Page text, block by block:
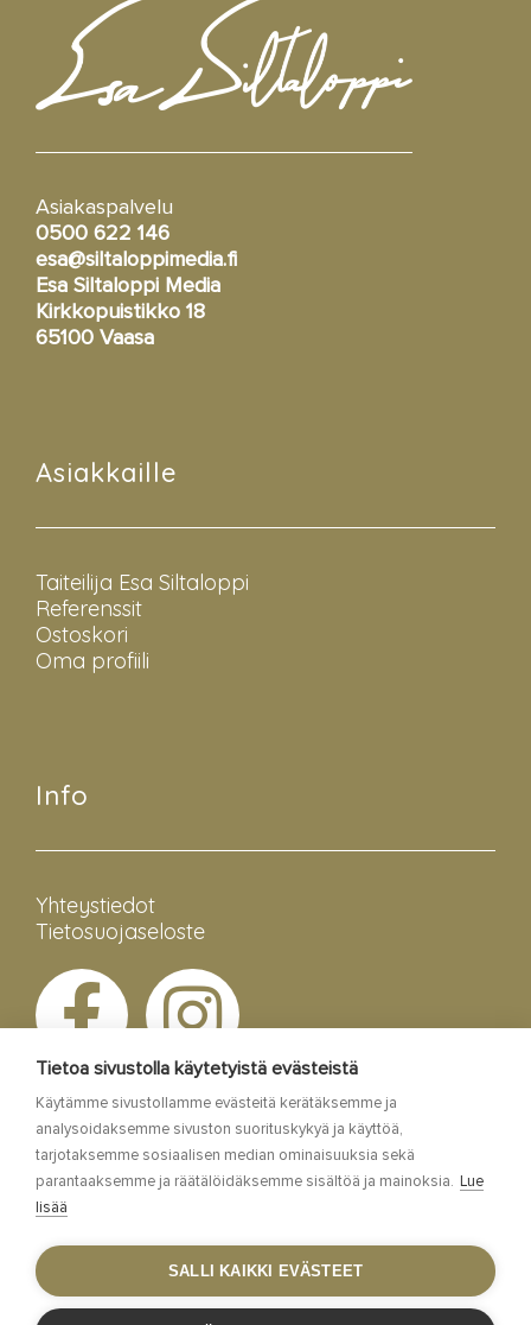
Asiakaspalvelu
0500 622 146
esa@siltaloppimedia.fi
Esa Siltaloppi Media
Kirkkopuistikko 18
65100 Vaasa
Asiakkaille
Taiteilija Esa Siltaloppi
Referenssit
Ostoskori
Oma profiili
Info
Yhteystiedot
Tietosuojaseloste
Esa Siltaloppi Media
Site byWebAula
Tietoa sivustolla käytetyistä evästeistä
Käytämme sivustollamme evästeitä kerätäksemme ja
analysoidaksemme sivuston suorituskykyä ja käyttöä,
tarjotaksemme sosiaalisen median ominaisuuksia sekä
parantaaksemme ja räätälöidäksemme sisältöä ja mainoksia.
Lue
lisää
SALLI KAIKKI EVÄSTEET